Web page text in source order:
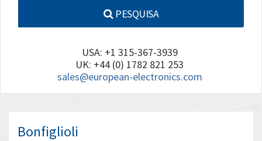
PESQUISA
USA: +1 315-367-3939
UK: +44 (0) 1782 821 253
sales@european-electronics.com
Bonfiglioli